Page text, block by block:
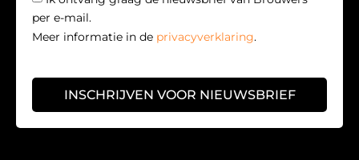
per e-mail.
Meer informatie in de privacyverklaring.
INSCHRIJVEN VOOR NIEUWSBRIEF